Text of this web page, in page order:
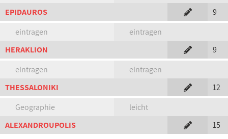
EPIDAUROS
9
eintragen
eintragen
HERAKLION
9
eintragen
eintragen
THESSALONIKI
12
Geographie
leicht
ALEXANDROUPOLIS
15